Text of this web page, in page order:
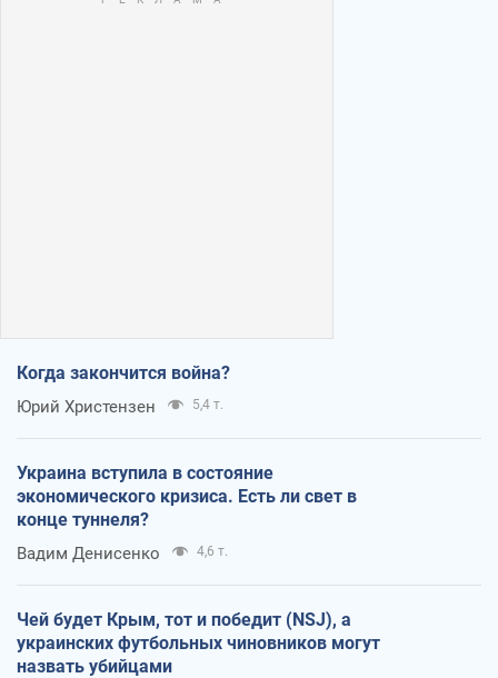
Когда закончится война?
Юрий Христензен 5,4 т.
Украина вступила в состояние
экономического кризиса. Есть ли свет в
конце туннеля?
Вадим Денисенко 4,6 т.
Чей будет Крым, тот и победит (NSJ), а
украинских футбольных чиновников могут
назвать убийцами